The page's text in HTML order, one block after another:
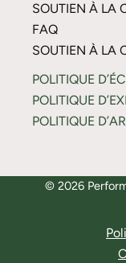
SOUTIEN À LA
FAQ
SOUTIEN À LA
POLITIQUE
POLITIQUE
POLITIQUE
© 2026